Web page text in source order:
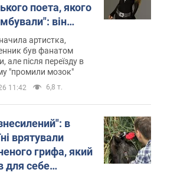
поета, якого
він
російської не
тепер хоче
українців
артистка,
був фанатом
але після переїзду в
"промили мозок"
11:42 6,8 т.
в
врятували
грифа, який
для себе